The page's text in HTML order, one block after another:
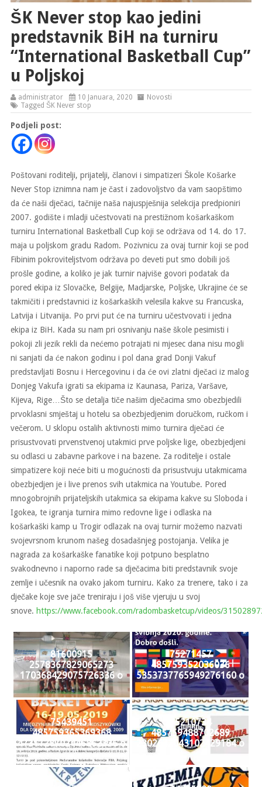
ŠK Never stop kao jedini
predstavnik BiH na turniru
“International Basketball Cup”
u Poljskoj
administrator 10 Januara, 2020
Novosti
Tagged ŠK Never stop
Podjeli post:
Poštovani roditelji, prijatelji, članovi i simpatizeri Škole Košarke
Never Stop iznimna nam je čast i zadovoljstvo da vam saopštimo
da će naši dječaci, tačnije naša najuspješnija selekcija predpioniri
2007. godište i mladji učestvovati na prestižnom košarkaškom
turniru International Basketball Cup koji se održava od 14. do 17.
maja u poljskom gradu Radom. Pozivnicu za ovaj turnir koji se pod
Fibinim pokroviteljstvom održava po deveti put smo dobili još
prošle godine, a koliko je jak turnir najviše govori podatak da
pored ekipa iz Slovačke, Belgije, Madjarske, Poljske, Ukrajine će se
takmičiti i predstavnici iz košarkaških velesila kakve su Francuska,
Latvija i Litvanija. Po prvi put će na turniru učestvovati i jedna
ekipa iz BiH. Kada su nam pri osnivanju naše škole pesimisti i
pokoji zli jezik rekli da nećemo potrajati ni mjesec dana nisu mogli
ni sanjati da će nakon godinu i pol dana grad Donji Vakuf
predstavljati Bosnu i Hercegovinu i da će ovi zlatni dječaci iz malog
Donjeg Vakufa igrati sa ekipama iz Kaunasa, Pariza, Varšave,
Kijeva, Rige…Što se detalja tiče našim dječacima smo obezbjedili
prvoklasni smještaj u hotelu sa obezbjedjenim doručkom, ručkom i
večerom. U sklopu ostalih aktivnosti mimo turnira dječaci će
prisustvovati prvenstvenoj utakmici prve poljske lige, obezbjedjeni
su odlasci u zabavne parkove i na bazene. Za roditelje i ostale
simpatizere koji neće biti u mogućnosti da prisustvuju utakmicama
obezbjedjen je i live prenos svih utakmica na Youtube. Pored
mnogobrojnih prijateljskih utakmica sa ekipama kakve su Sloboda i
Igokea, te igranja turnira mimo redovne lige i odlaska na
košarkaški kamp u Trogir odlazak na ovaj turnir možemo nazvati
svojevrsnom krunom našeg dosadašnjeg postojanja. Velika je
nagrada za košarkaške fanatike koji potpuno besplatno
svakodnevno i naporno rade sa dječacima biti predstavnik svoje
zemlje i učesnik na ovako jakom turniru. Kako za trenere, tako i za
dječake koje sve jače treniraju i još više vjeruju u svoj
snove. https://www.facebook.com/radombasketcup/videos/
81600915
2578367829065273
170368429075726336 o
75271457
485759352036036
5353737765949276160 o
75439451
485759365369368
4731128702446862336 o
75210734
485759488702689
2302642043102429184 o